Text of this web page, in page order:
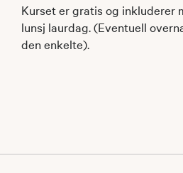
Kurset er gratis og inkluderer
lunsj laurdag. (Eventuell
den enkelte).